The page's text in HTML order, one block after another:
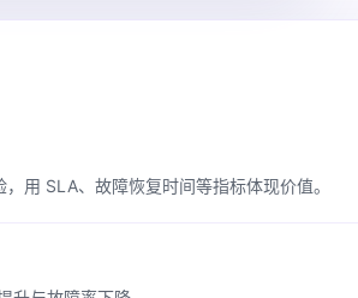
用 SLA、故障恢复时间等指标体现价值。